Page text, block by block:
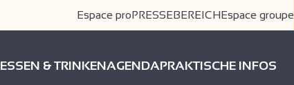
Espace proPRESSEBEREICHEspace groupe
ESSEN & TRINKENAGENDAPRAKTISCHE INFOS